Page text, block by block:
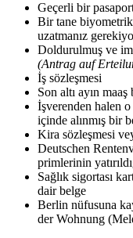
Geçerli bir
Bir tane
uzatmanız
Doldurulmuş ve
(Antrag auf
İş sözleşmesi
Son altı ayın
İşverenden halen o
içinde alınmış bir
Kira sözleşmesi
Deutschen
primlerinin
Sağlık sigortası
dair belge
Berlin nüfusuna
der Wohnung